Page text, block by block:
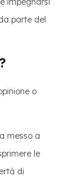
parte del
o
messo a
le
di